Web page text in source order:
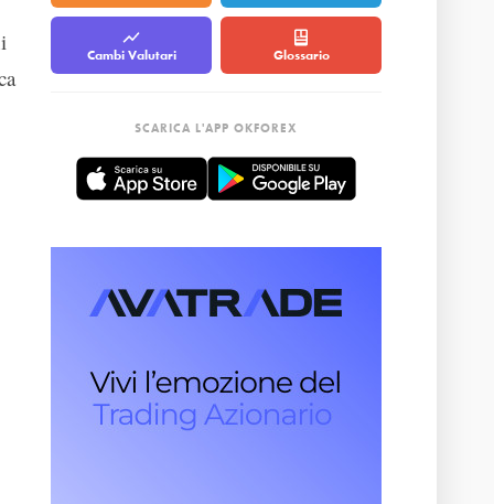
Cambi Valutari Glossario
SCARICA L'APP OKFOREX